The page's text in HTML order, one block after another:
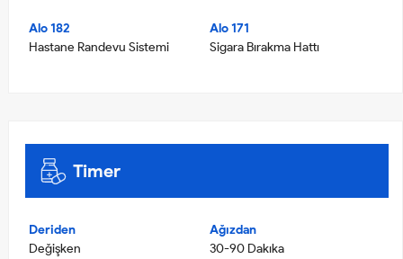
Alo 182
Hastane Randevu Sistemi
Alo 171
Sigara Bırakma Hattı
Timer
Deriden
Değişken
Ağızdan
30-90 Dakıka